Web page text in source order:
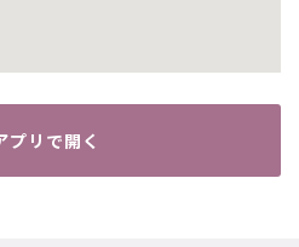
プリで開く